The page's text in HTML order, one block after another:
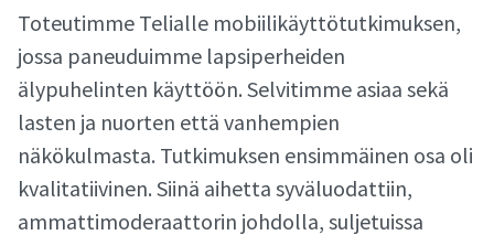
Toteutimme Telialle mobiilikäyttötutkimuksen,
jossa paneuduimme lapsiperheiden
älypuhelinten käyttöön. Selvitimme asiaa sekä
lasten ja nuorten että vanhempien
näkökulmasta. Tutkimuksen ensimmäinen osa oli
kvalitatiivinen. Siinä aihetta syväluodattiin,
ammattimoderaattorin johdolla, suljetuissa